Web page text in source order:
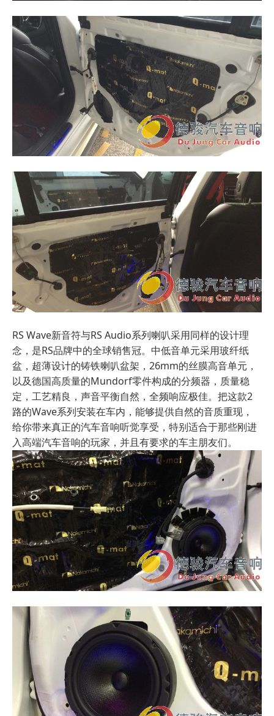
RS Wave新音符与RS Audio系列喇叭采用同样的设计理
念，是RS品牌中的全球销售冠。中低音单元采用玻纤纸
盆，超薄设计的铸铁喇叭盆架，26mm的丝膜高音单元，
以及德国高质量的Mundorf零件构成的分频器，质量稳
定，工艺精良，声音平衡自然，全频响应极佳。把这款2
路的Wave系列安装在车内，能够提供自然的音质重现，
给你带来真正的汽车音响听觉享受，特别适合于那些刚进
入高端汽车音响的玩家，并且有要求的车主朋友们。